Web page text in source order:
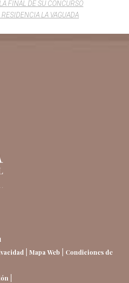
FINAL DE SU CONCURSO
LA VAGUADA
| Mapa Web | Condiciones de
|